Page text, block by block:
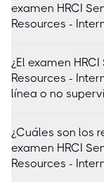
examen HRCI
Resources -
¿El examen
Resources -
línea o no
¿Cuáles son los
examen HRCI
Resources -